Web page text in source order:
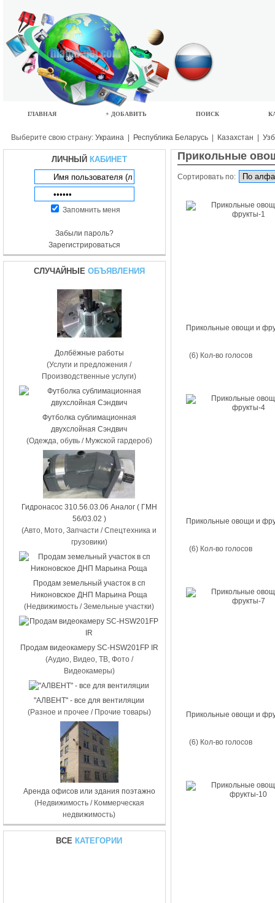
ГЛАВНАЯ + ДОБАВИТЬ ПОИСК
Выберите свою страну: Украина Республика Беларусь Казахстан
ЛИЧНЫЙ КАБИНЕТ
Запомнить меня
Забыли пароль?
Зарегистрироваться
СЛУЧАЙНЫЕОБЪЯВЛЕНИЯ
Долбёжные работы
(Услуги и предложения /
Производственные услуги)
Футболка сублимационная
двухслойная Сэндвич
(Одежда, обувь / Мужской гардероб)
Гидронасос 310.56.03.06 Аналог ( ГМН
56/03.02 )
(Авто, Мото, Запчасти / Спецтехника и
грузовики)
Продам земельный участок в сп
Никоновское ДНП Марьина Роща
(Недвижимость / Земельные участки)
Продам видеокамеру SC-HSW201FP IR
(Аудио, Видео, ТВ, Фото /
Видеокамеры)
"АЛВЕНТ" - все для вентиляции
(Разное и прочее / Прочие товары)
Аренда офисов или здания поэтажно
(Недвижимость / Коммерческая
недвижимость)
ВСЕ КАТЕГОРИИ
Прикольные
Сортировать по:
Прикольные овощи и
(6) Кол-во голосов
Прикольные овощи и
(6) Кол-во голосов
Прикольные овощи и
(6) Кол-во голосов